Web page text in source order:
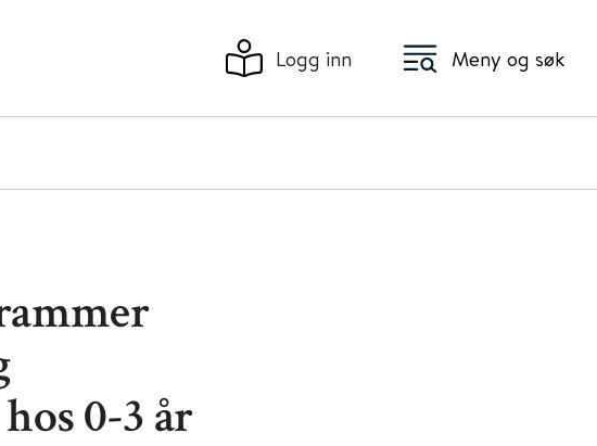
Logg inn Meny og søk
0-3 år